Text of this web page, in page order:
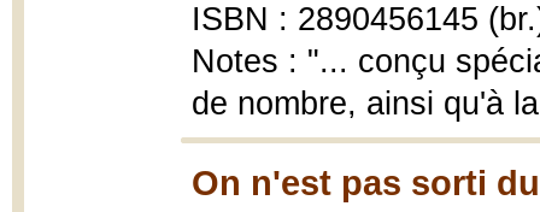
ISBN : 2890456145
Notes : "... conçu
de nombre, ainsi qu'à
On n'est pas sorti